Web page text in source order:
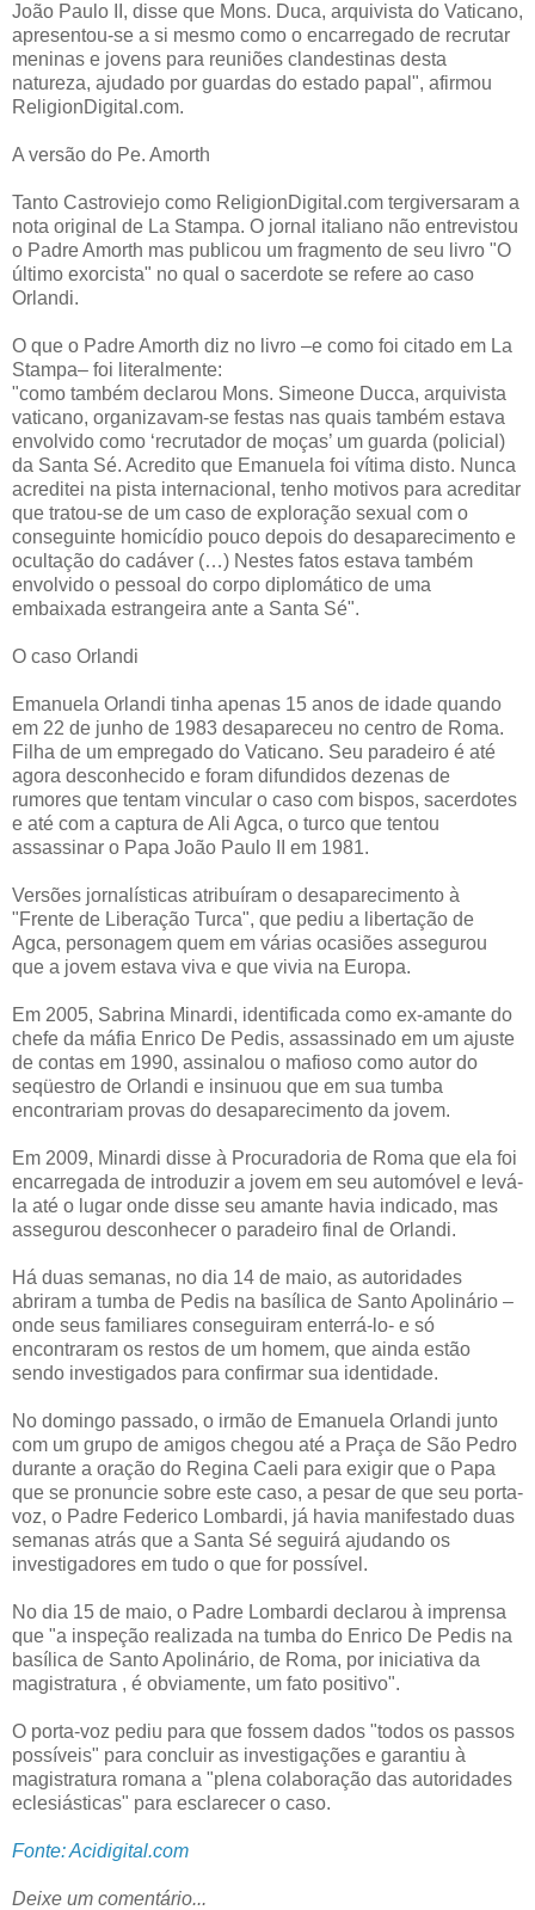
João Paulo II, disse que Mons. Duca, arquivista do Vaticano,
apresentou-se a si mesmo como o encarregado de recrutar
meninas e jovens para reuniões clandestinas desta
natureza, ajudado por guardas do estado papal", afirmou
ReligionDigital.com.
A versão do Pe. Amorth
Tanto Castroviejo como ReligionDigital.com tergiversaram a
nota original de La Stampa. O jornal italiano não entrevistou
o Padre Amorth mas publicou um fragmento de seu livro "O
último exorcista" no qual o sacerdote se refere ao caso
Orlandi.
O que o Padre Amorth diz no livro –e como foi citado em La
Stampa– foi literalmente:
"como também declarou Mons. Simeone Ducca, arquivista
vaticano, organizavam-se festas nas quais também estava
envolvido como ‘recrutador de moças’ um guarda (policial)
da Santa Sé. Acredito que Emanuela foi vítima disto. Nunca
acreditei na pista internacional, tenho motivos para acreditar
que tratou-se de um caso de exploração sexual com o
conseguinte homicídio pouco depois do desaparecimento e
ocultação do cadáver (…) Nestes fatos estava também
envolvido o pessoal do corpo diplomático de uma
embaixada estrangeira ante a Santa Sé".
O caso Orlandi
Emanuela Orlandi tinha apenas 15 anos de idade quando
em 22 de junho de 1983 desapareceu no centro de Roma.
Filha de um empregado do Vaticano. Seu paradeiro é até
agora desconhecido e foram difundidos dezenas de
rumores que tentam vincular o caso com bispos, sacerdotes
e até com a captura de Ali Agca, o turco que tentou
assassinar o Papa João Paulo II em 1981.
Versões jornalísticas atribuíram o desaparecimento à
"Frente de Liberação Turca", que pediu a libertação de
Agca, personagem quem em várias ocasiões assegurou
que a jovem estava viva e que vivia na Europa.
Em 2005, Sabrina Minardi, identificada como ex-amante do
chefe da máfia Enrico De Pedis, assassinado em um ajuste
de contas em 1990, assinalou o mafioso como autor do
seqüestro de Orlandi e insinuou que em sua tumba
encontrariam provas do desaparecimento da jovem.
Em 2009, Minardi disse à Procuradoria de Roma que ela foi
encarregada de introduzir a jovem em seu automóvel e levá-
la até o lugar onde disse seu amante havia indicado, mas
assegurou desconhecer o paradeiro final de Orlandi.
Há duas semanas, no dia 14 de maio, as autoridades
abriram a tumba de Pedis na basílica de Santo Apolinário –
onde seus familiares conseguiram enterrá-lo- e só
encontraram os restos de um homem, que ainda estão
sendo investigados para confirmar sua identidade.
No domingo passado, o irmão de Emanuela Orlandi junto
com um grupo de amigos chegou até a Praça de São Pedro
durante a oração do Regina Caeli para exigir que o Papa
que se pronuncie sobre este caso, a pesar de que seu porta-
voz, o Padre Federico Lombardi, já havia manifestado duas
semanas atrás que a Santa Sé seguirá ajudando os
investigadores em tudo o que for possível.
No dia 15 de maio, o Padre Lombardi declarou à imprensa
que "a inspeção realizada na tumba do Enrico De Pedis na
basílica de Santo Apolinário, de Roma, por iniciativa da
magistratura , é obviamente, um fato positivo".
O porta-voz pediu para que fossem dados "todos os passos
possíveis" para concluir as investigações e garantiu à
magistratura romana a "plena colaboração das autoridades
eclesiásticas" para esclarecer o caso.
Fonte: Acidigital.com
Deixe um comentário...